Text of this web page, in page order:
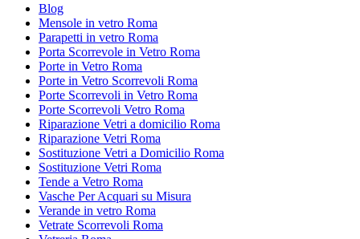
Blog
Mensole in vetro Roma
Parapetti in vetro Roma
Porta Scorrevole in Vetro Roma
Porte in Vetro Roma
Porte in Vetro Scorrevoli Roma
Porte Scorrevoli in Vetro Roma
Porte Scorrevoli Vetro Roma
Riparazione Vetri a domicilio Roma
Riparazione Vetri Roma
Sostituzione Vetri a Domicilio Roma
Sostituzione Vetri Roma
Tende a Vetro Roma
Vasche Per Acquari su Misura
Verande in vetro Roma
Vetrate Scorrevoli Roma